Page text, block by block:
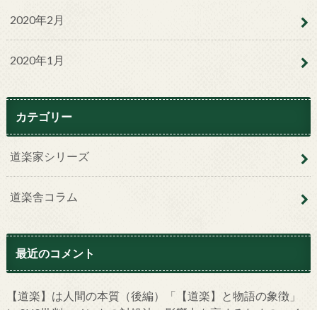
2020年2月
2020年1月
カテゴリー
道楽家シリーズ
道楽舎コラム
最近のコメント
【道楽】は人間の本質（後編）「【道楽】と物語の象徴」